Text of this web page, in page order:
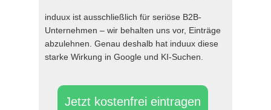
Jetzt kostenfrei eintragen
induux ist ausschließlich für seriöse B2B-
Unternehmen – wir behalten uns vor, Einträge
abzulehnen. Genau deshalb hat induux diese
starke Wirkung in Google und KI-Suchen.